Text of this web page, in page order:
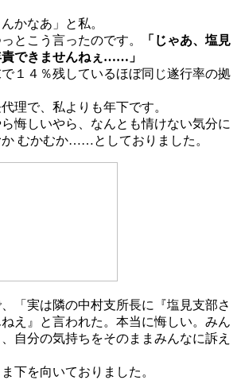
かなあ」と私。
とこう言ったのです。
「じゃあ、塩見
できませんねぇ……」
１４％残しているほぼ同じ遂行率の拠
理で、私よりも年下です。
悔しいやら、なんとも情けない気分に
むかむか……としておりました。
「実は隣の中村支所長に『塩見支部さ
え』と言われた。本当に悔しい。みん
自分の気持ちをそのままみんなに訴え
下を向いておりました。